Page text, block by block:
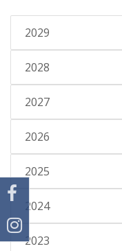
2029
2028
2027
2026
2025
2024
2023